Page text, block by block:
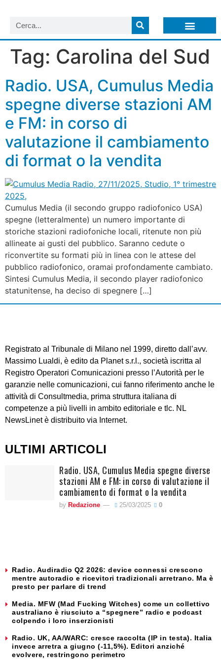
Tag: Carolina del Sud
Radio. USA, Cumulus Media
spegne diverse stazioni AM
e FM: in corso di
valutazione il cambiamento
di format o la vendita
Cumulus Media (il secondo gruppo radiofonico USA)
spegne (letteralmente) un numero importante di
storiche stazioni radiofoniche locali, ritenute non più
allineate ai gusti del pubblico. Saranno cedute o
riconvertite su formati più in linea con le attese del
pubblico radiofonico, oramai profondamente cambiato.
Sintesi Cumulus Media, il secondo player radiofonico
statunitense, ha deciso di spegnere […]
Registrato al Tribunale di Milano nel 1999, diretto dall’avv.
Massimo Lualdi, è edito da Planet s.r.l., società iscritta al
Registro Operatori Comunicazioni presso l’Autorità per le
garanzie nelle comunicazioni, cui fanno riferimento anche le
attività di Consultmedia, prima struttura italiana di
competenze a più livelli in ambito editoriale e tlc. NL
NewsLinet è distribuito via Internet.
ULTIMI ARTICOLI
Radio. USA, Cumulus Media spegne diverse
stazioni AM e FM: in corso di valutazione il
cambiamento di format o la vendita
by Redazione 25/03/2025 0
Radio. Audiradio Q2 2026: device connessi crescono
mentre autoradio e ricevitori tradizionali arretrano. Ma è
presto per parlare di trend
Media. MFW (Mad Fucking Witches) come un collettivo
australiano è riusciuto a “spegnere” radio e podcast
colpendo i loro inserzionisti
Radio. UK, AA/WARC: cresce raccolta (IP in testa). Italia
invece arretra a giugno (-11,5%). Editori anziché
evolvere, restringono perimetro